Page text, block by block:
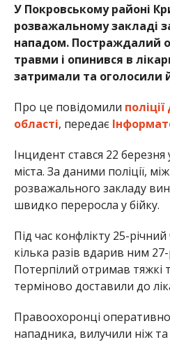
У Покровському районі
розважальному закладі
нападом. Постраждалий
травми і опинився в
затримали та оголосили
Про це повідомили
області, передає
Інцидент стався 22
міста. За даними поліції,
розважального закладу
швидко переросла у бійку.
Під час конфлікту 25-
кілька разів вдарив ним
Потерпілий отримав тяжкі
терміново доставили до
Правоохоронці
нападника, вилучили ніж